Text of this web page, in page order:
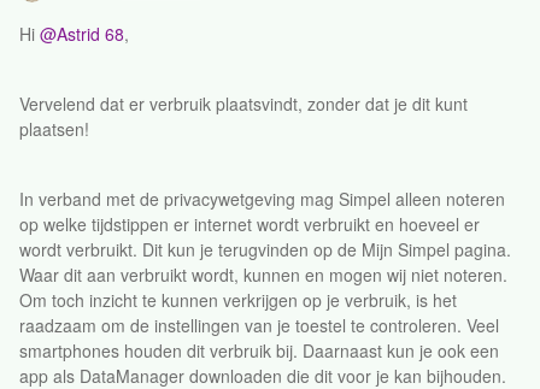
Hi @Astrid 68,
Vervelend dat er verbruik plaatsvindt, zonder dat je dit kunt
plaatsen!
In verband met de privacywetgeving mag Simpel alleen noteren
op welke tijdstippen er internet wordt verbruikt en hoeveel er
wordt verbruikt. Dit kun je terugvinden op de Mijn Simpel pagina.
Waar dit aan verbruikt wordt, kunnen en mogen wij niet noteren.
Om toch inzicht te kunnen verkrijgen op je verbruik, is het
raadzaam om de instellingen van je toestel te controleren. Veel
smartphones houden dit verbruik bij. Daarnaast kun je ook een
app als DataManager downloaden die dit voor je kan bijhouden.